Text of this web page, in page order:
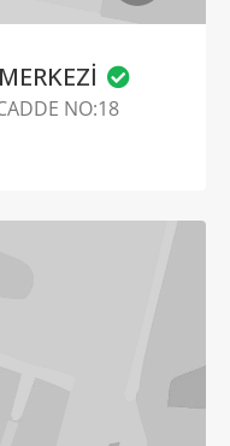
NO:18